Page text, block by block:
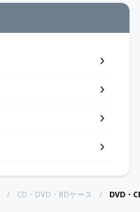
CD・DVD・BDケース DVD・